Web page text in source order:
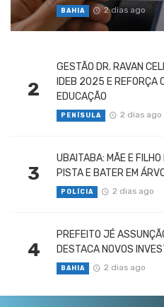
BAHIA 2 dias ago
2
GESTÃO DR. RAVAN
IDEB 2025 E REFORÇA
EDUCAÇÃO
PENÍSULA 2 dias ago
3
UBAITABA: MÃE E
PISTA E BATER EM
POLÍCIA 2 dias ago
4
PREFEITO JÉ
DESTACA NOVOS
BAHIA 2 dias ago